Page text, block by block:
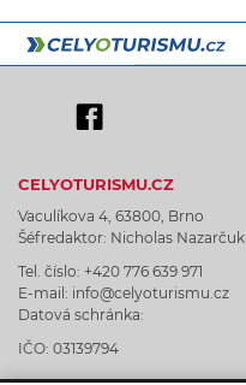
CELYOTURISMU.CZ
Vaculíkova 4, 63800, Brno
Šéfredaktor: Nicholas Nazarčuk
Tel. číslo: +420 776 639 971
E-mail: info@celyoturismu.cz
Datová schránka:
IČO: 03139794